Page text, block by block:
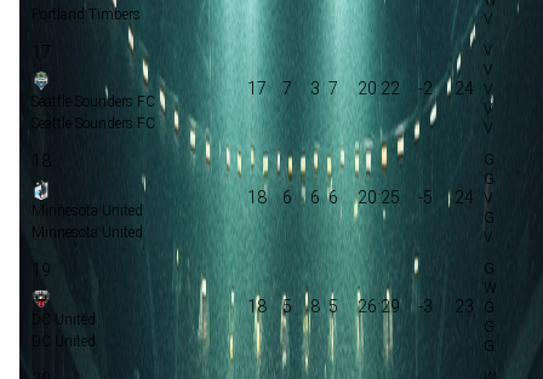
Portland Timbers
17
Seattle Sounders FC
Seattle Sounders FC
17 7 3 7 20:22 -2 24
18
Minnesota United
Minnesota United
18 6 6 6 20:25 -5 24
19
DC United
DC United
18 5 8 5 26:29 -3 23